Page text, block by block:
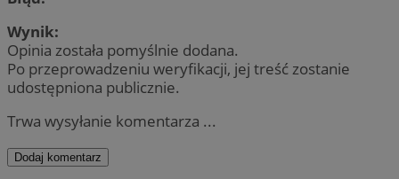
Wynik:
Opinia została pomyślnie dodana.
Po przeprowadzeniu weryfikacji, jej treść zostanie
udostępniona publicznie.
Trwa wysyłanie komentarza ...
Dodaj komentarz